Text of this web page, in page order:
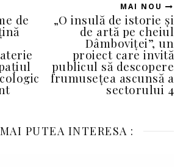
de
MAI NOU
„O insulă de istorie și
de artă pe cheiul
Dâmboviței”, un
proiect care invită
publicul să descopere
frumusețea ascunsă a
sectorului 4
PUTEA INTERESA :